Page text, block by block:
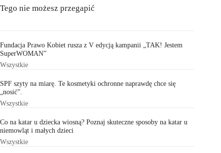
Tego nie możesz przegapić
Fundacja Prawo Kobiet rusza z V edycją kampanii „TAK! Jestem
SuperWOMAN”
Wszystkie
SPF szyty na miarę. Te kosmetyki ochronne naprawdę chce się
„nosić”.
Wszystkie
Co na katar u dziecka wiosną? Poznaj skuteczne sposoby na katar u
niemowląt i małych dzieci
Wszystkie